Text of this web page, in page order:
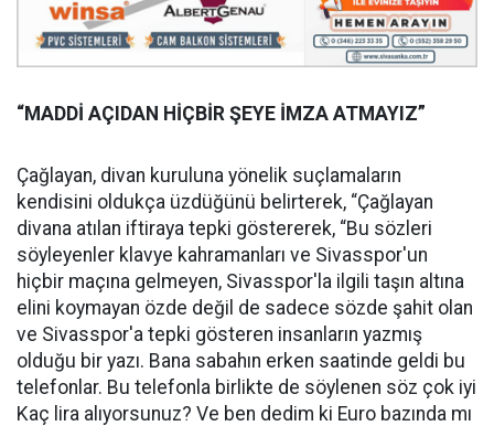
“MADDİ AÇIDAN HİÇBİR ŞEYE İMZA ATMAYIZ”
Çağlayan, divan kuruluna yönelik suçlamaların
kendisini oldukça üzdüğünü belirterek, “Çağlayan
divana atılan iftiraya tepki göstererek, “Bu sözleri
söyleyenler klavye kahramanları ve Sivasspor'un
hiçbir maçına gelmeyen, Sivasspor'la ilgili taşın altına
elini koymayan özde değil de sadece sözde şahit olan
ve Sivasspor'a tepki gösteren insanların yazmış
olduğu bir yazı. Bana sabahın erken saatinde geldi bu
telefonlar. Bu telefonla birlikte de söylenen söz çok iyi
Kaç lira alıyorsunuz? Ve ben dedim ki Euro bazında mı